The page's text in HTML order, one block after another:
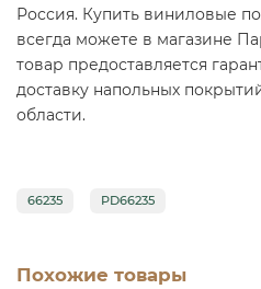
Россия. Купить виниловые
всегда можете в магазине
товар предоставляется
доставку напольных
области.
66235 PD66235
Похожие товары